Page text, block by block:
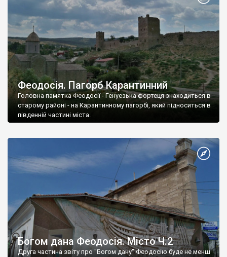
Феодосія. Пагорб Карантинний
Головна памятка Феодосії - Генуезька фортеця знаходиться в
старому районі - на Карантинному пагорбі, який підноситься в
південній частині міста.
Богом дана Феодосія. Місто Ч.2
Друга частина звіту про "Богом дану" Феодосію буде не менш